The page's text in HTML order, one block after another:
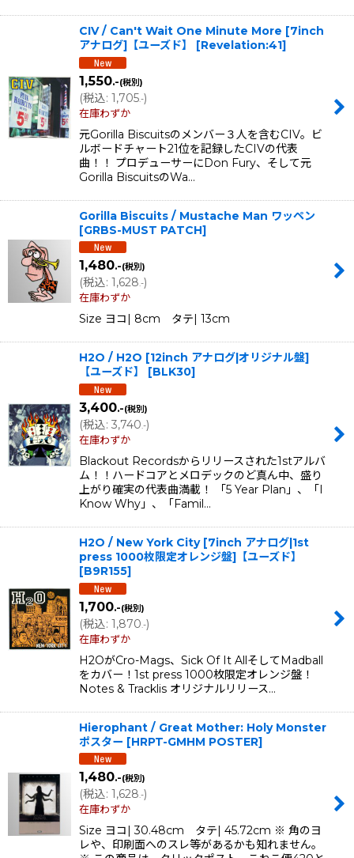
CIV / Can't Wait One Minute More [7inch
アナログ]【ユーズド】
[Revelation:41]
1,550.-(税別)
(税込: 1,705.-)
在庫わずか
元Gorilla Biscuitsのメンバー３人を含むCIV。ビ
ルボードチャート21位を記録したCIVの代表
曲！！ プロデューサーにDon Fury、そして元
Gorilla BiscuitsのWa…
Gorilla Biscuits / Mustache Man ワッペン
[GRBS-MUST PATCH]
1,480.-(税別)
(税込: 1,628.-)
在庫わずか
Size ヨコ| 8cm タテ| 13cm
H2O / H2O [12inch アナログ|オリジナル盤]
【ユーズド】
[BLK30]
3,400.-(税別)
(税込: 3,740.-)
在庫わずか
Blackout Recordsからリリースされた1stアルバ
ム！！ハードコアとメロデックのど真ん中、盛り
上がり確実の代表曲満載！ 「5 Year Plan」、「I
Know Why」、「Famil…
H2O / New York City [7inch アナログ|1st
press 1000枚限定オレンジ盤]【ユーズド】
[B9R155]
1,700.-(税別)
(税込: 1,870.-)
在庫わずか
H2OがCro-Mags、Sick Of It AllそしてMadball
をカバー！1st press 1000枚限定オレンジ盤！
Notes & Tracklis オリジナルリリース…
Hierophant / Great Mother: Holy Monster
ポスター [HRPT-GMHM POSTER]
1,480.-(税別)
(税込: 1,628.-)
在庫わずか
Size ヨコ| 30.48cm タテ| 45.72cm ※ 角のヨ
レや、印刷面へのスレ等があるかも知れません。